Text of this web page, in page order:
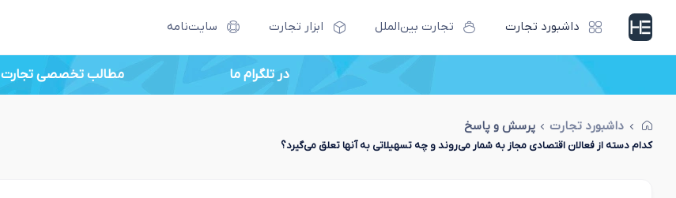
داشبورد تجارت تجارت بین‌الملل ابزار تجارت سایت‌نامه
در تلگرام ما اصطلاحات بازرگانی جدید
داشبورد تجارت پرسش و پاسخ
کدام دسته از فعالان اقتصادی مجاز به شمار می‌روند و چه تسهیلاتی به آنها تعلق می‌گیرد؟